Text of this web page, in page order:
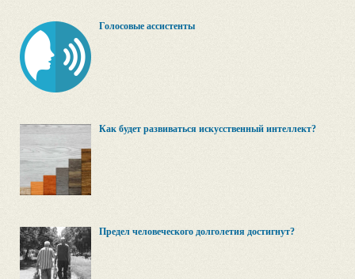
Голосовые ассистенты
Как будет развиваться искусственный интеллект?
Предел человеческого долголетия достигнут?